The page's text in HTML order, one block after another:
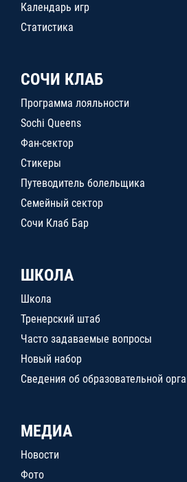
Календарь игр
Статистика
СОЧИ КЛАБ
Программа лояльности
Sochi Queens
Фан-сектор
Стикеры
Путеводитель болельщика
Семейный сектор
Сочи Клаб Бар
ШКОЛА
Школа
Тренерский штаб
Часто задаваемые вопросы
Новый набор
Сведения об образовательной
МЕДИА
Новости
Фото